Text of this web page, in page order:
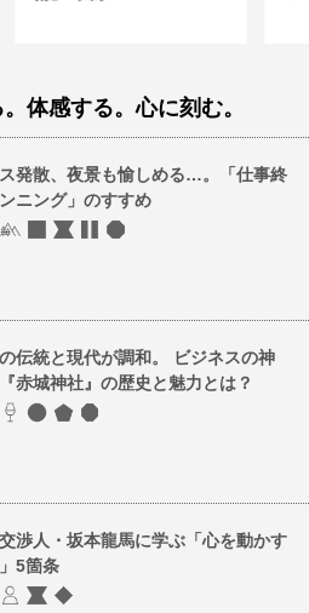
体感する。心に刻む。
発散、夜景も愉しめる…。「仕事終
ニング」のすすめ
伝統と現代が調和。 ビジネスの神
赤城神社』の歴史と魅力とは？
渉人・坂本龍馬に学ぶ「心を動かす
5箇条